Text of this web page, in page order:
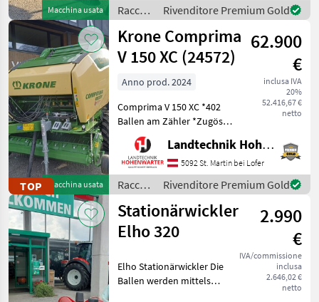
Macchina usata
Hydropneuma
Raccolta
mangimi
/ Vicon
Rivenditore Premium Gold
TOP Macchina usata
Krone Comprima
V 150 XC (24572)
62.900
€
inclusa IVA
20%
52.416,67 €
netto
Anno prod. 2024
Comprima V 150 XC *402
Ballen am Zähler *Zugöse
Obenanhängung
*Schneidwerk mit 17 Messer
*Gelenkwelle *Hydraul.
Bodenabsenkung *E-Achse
mit 2-Leiter Druckl.-Brems
Landtechnik Hohenwarter GmbH
5092 St. Martin bei Lofer
Raccolta
mangimi
/ Krone
Rivenditore Premium Gold
Stationärwickler
Elho 320
2.990
€
IVA/commissione
inclusa
2.646,02 €
netto
Elho Stationärwickler Die
Ballen werden mittels